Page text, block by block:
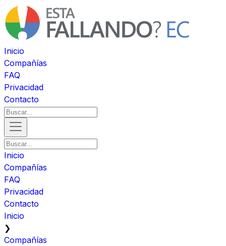
Inicio
Compañías
FAQ
Privacidad
Contacto
Inicio
Compañías
FAQ
Privacidad
Contacto
Inicio
❯
Compañías